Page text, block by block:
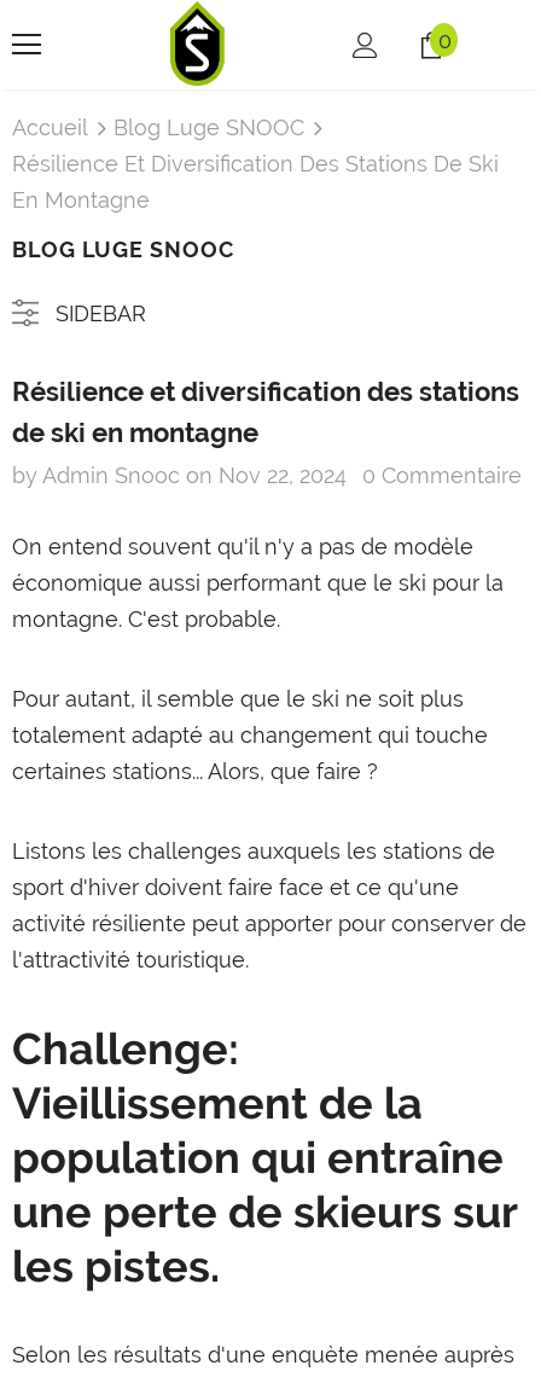
0
Accueil
Blog Luge SNOOC
Résilience Et Diversification Des Stations De Ski
En Montagne
BLOG LUGE SNOOC
SIDEBAR
SNOOC Touring
AJOUTER AU PANIER
Résilience et diversification des stations
de ski en montagne
by Admin Snooc on Nov 22, 2024 0 Commentaire
On entend souvent qu'il n'y a pas de modèle
économique aussi performant que le ski pour la
montagne. C'est probable.
Pour autant, il semble que le ski ne soit plus
totalement adapté au changement qui touche
certaines stations... Alors, que faire ?
Listons les challenges auxquels les stations de
sport d'hiver doivent faire face et ce qu'une
activité résiliente peut apporter pour conserver de
l'attractivité touristique.
Challenge:
Vieillissement de la
population qui entraîne
une perte de skieurs sur
les pistes.
Selon les résultats d'une enquète menée auprès